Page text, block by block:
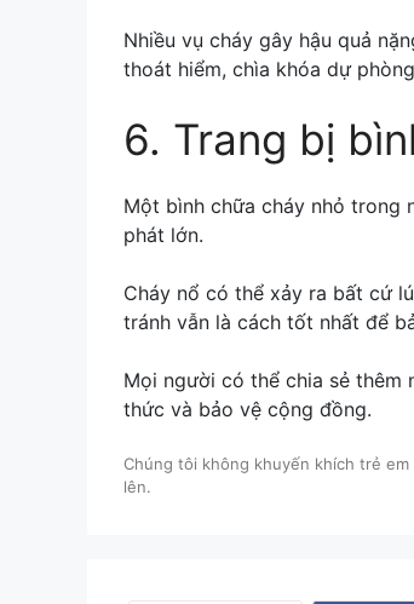
Nhiều vụ cháy gây hậu quả
thoát hiểm, chìa khóa dự
6. Trang bị
Một bình chữa cháy nhỏ trong
phát lớn.
Cháy nổ có thể xảy ra bất cứ
tránh vẫn là cách tốt nhất để
Mọi người có thể chia sẻ thêm
thức và bảo vệ cộng đồng.
Chúng tôi không khuyến khích trẻ
lên.